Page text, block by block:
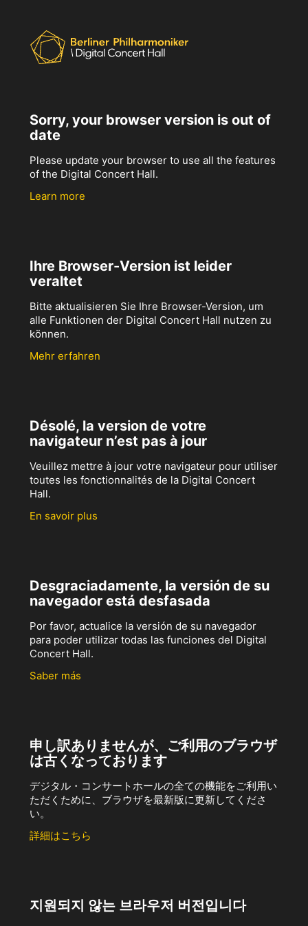
Sorry, your browser version is out of
date
Please update your browser to use all the features
of the Digital Concert Hall.
Learn more
Ihre Browser-Version ist leider
veraltet
Bitte aktualisieren Sie Ihre Browser-Version, um
alle Funktionen der Digital Concert Hall nutzen zu
können.
Mehr erfahren
Désolé, la version de votre
navigateur n’est pas à jour
Veuillez mettre à jour votre navigateur pour utiliser
toutes les fonctionnalités de la Digital Concert
Hall.
En savoir plus
Desgraciadamente, la versión de su
navegador está desfasada
Por favor, actualice la versión de su navegador
para poder utilizar todas las funciones del Digital
Concert Hall.
Saber más
申し訳ありませんが、ご利用のブラウザ
は古くなっております
デジタル・コンサートホールの全ての機能をご利用い
ただくために、ブラウザを最新版に更新してくださ
い。
詳細はこちら
지원되지 않는 브라우저 버전입니다